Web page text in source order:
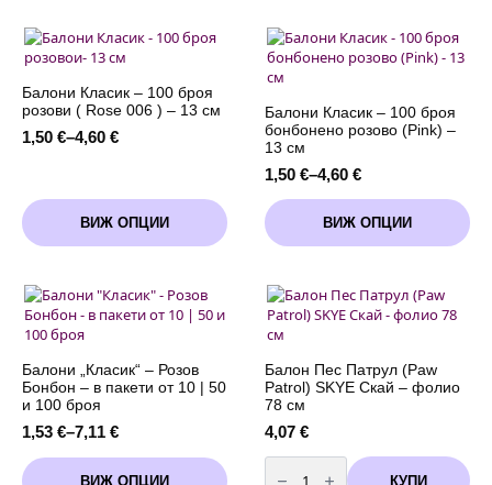
variants.
The
options
may
be
chosen
on
page
variants.
The
options
may
be
chosen
on
the
product
page
Балони Класик – 100 броя
розови ( Rose 006 ) – 13 см
1,50 €–4,60 €
Price
through
4,60 €
ВИЖ ОПЦИИ
This
product
has
variants.
The
options
may
be
chosen
on
the
product
page
Балони Класик – 100 броя
бонбонено розово (Pink) –
13 см
1,50 €–4,60 €
Price
range:
1,50 €
through
ВИЖ ОПЦИИ
This
product
has
variants.
The
options
may
be
chosen
on
the
product
page
Балони „Класик“ – Розов
Бонбон – в пакети от 10 | 50
и 100 броя
1,53 €–7,11 €
Price
range:
1,53 €
ВИЖ ОПЦИИ
This
Балон Пес Патрул (Paw
Patrol) SKYE Скай – фолио
78 см
4,07 €
количество
за КУПИ